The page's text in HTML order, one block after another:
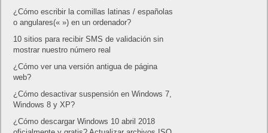
¿Cómo escribir la comillas latinas / españolas
o angulares(« ») en un ordenador?
10 sitios para recibir SMS de validación sin
mostrar nuestro número real
¿Cómo ver una versión antigua de página
web?
¿Cómo desactivar suspensión en Windows 7,
Windows 8 y XP?
¿Cómo descargar Windows 10 abril 2018